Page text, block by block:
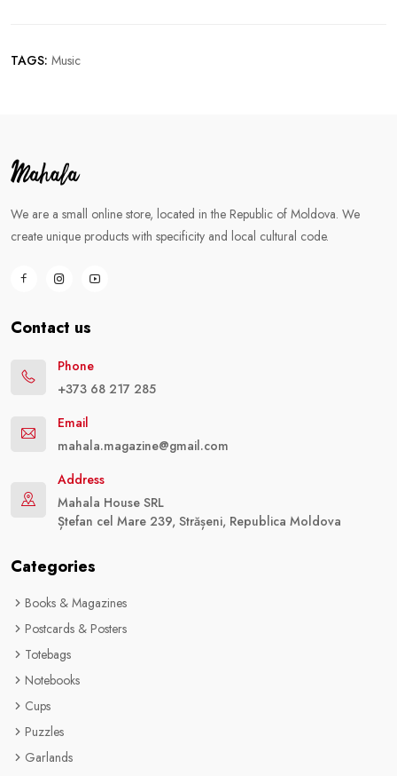
TAGS: Music
We are a small online store, located in the Republic of Moldova. We
create unique products with specificity and local cultural code.
Contact us
Phone
+373 68 217 285
Email
mahala.magazine@gmail.com
Address
Mahala House SRL
Ștefan cel Mare 239, Strășeni, Republica Moldova
Categories
Books & Magazines
Postcards & Posters
Totebags
Notebooks
Cups
Puzzles
Garlands